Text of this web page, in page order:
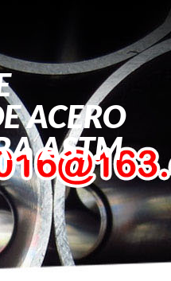
ACERO
ASTM